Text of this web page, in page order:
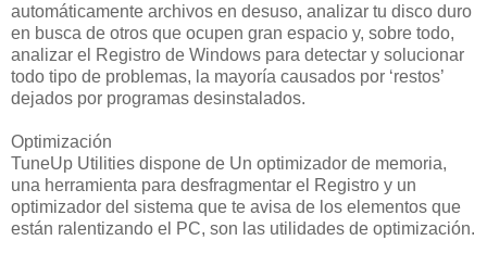
automáticamente archivos en desuso, analizar tu disco duro
en busca de otros que ocupen gran espacio y, sobre todo,
analizar el Registro de Windows para detectar y solucionar
todo tipo de problemas, la mayoría causados por ‘restos’
dejados por programas desinstalados.
Optimización
TuneUp Utilities dispone de Un optimizador de memoria,
una herramienta para desfragmentar el Registro y un
optimizador del sistema que te avisa de los elementos que
están ralentizando el PC, son las utilidades de optimización.